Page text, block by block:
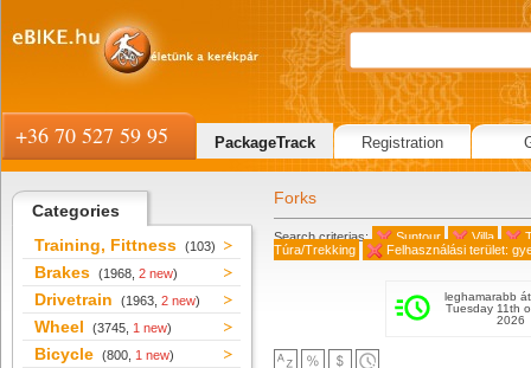
Categories
Training, Fittness (103)
Brakes (1968, 2 new)
Drivetrain (1963, 2 new)
Wheel (3745, 1 new)
Bicycle (800, 1 new)
Forks
Search criterias: Suntour Villa
Túra/Trekking
Felhasználási terület:
leghamarabb
Tuesday 11th
2026
+36 70 527 59 95 PackageTrack Registration